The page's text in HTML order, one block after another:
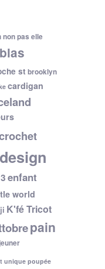
non pas elle
st brooklyn
cardigan
design
enfant
world
K'fé Tricot
pain
unique poupée